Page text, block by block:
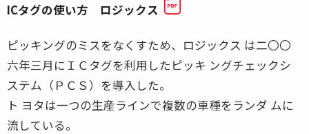
ICタグの使い方 ロジックス
ピッキングのミスをなくすため、ロジックス は二〇〇
六年三月にＩＣタグを利用したピッキ ングチェックシ
ステム（ＰＣＳ）を導入した。
ト ヨタは一つの生産ラインで複数の車種をランダ ムに
流している。